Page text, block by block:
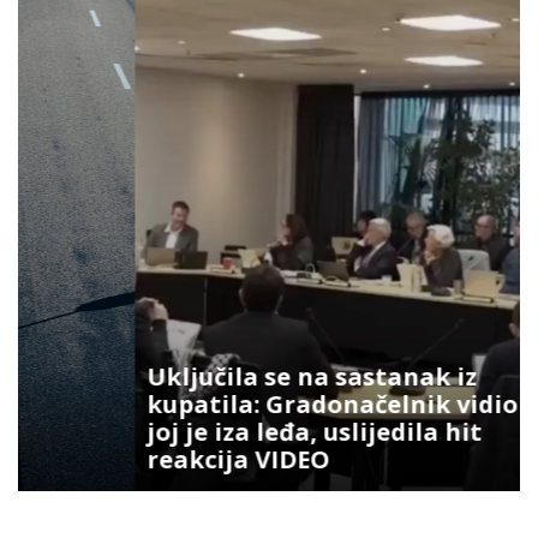
Uključila se na sastanak iz
kupatila: Gradonačelnik vidio šta
joj je iza leđa, uslijedila hit
reakcija VIDEO